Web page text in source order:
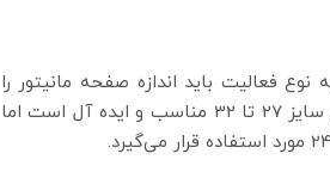
فعالیت باید اندازه صفحه مانیتور را
انتخاب نماید. برای انجام امور حرفه‌ای مانند بازی، طراحی، مهندسی و رندرگیری سایز 27 تا 32 مناسب و ایده آل است اما